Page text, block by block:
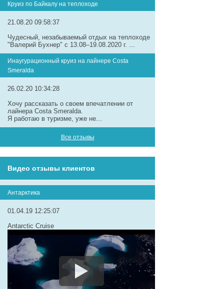
Круиз по Байкалу на теплоходе
21.08.20 09:58:37
Чудесный, незабываемый отдых на теплоходе
"Валерий Бухнер" с 13.08–19.08.2020 г. ...
Инаугурационный круиз на лайнере Сosta
Smeralda
26.02.20 10:34:28
Хочу рассказать о своем впечатлении от
лайнера Costa Smeralda.
Я работаю в туризме, уже не...
Все отзывы
Видео отзывы клиентов
Антарктика
01.04.19 12:25:07
Antarctic Cruise